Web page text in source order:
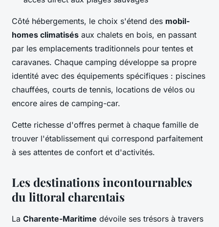
Côté hébergements, le choix s'étend des mobil-
homes climatisés aux chalets en bois, en passant
par les emplacements traditionnels pour tentes et
caravanes. Chaque camping développe sa propre
identité avec des équipements spécifiques : piscines
chauffées, courts de tennis, locations de vélos ou
encore aires de camping-car.
Cette richesse d'offres permet à chaque famille de
trouver l'établissement qui correspond parfaitement
à ses attentes de confort et d'activités.
Les destinations incontournables
du littoral charentais
La Charente-Maritime dévoile ses trésors à travers